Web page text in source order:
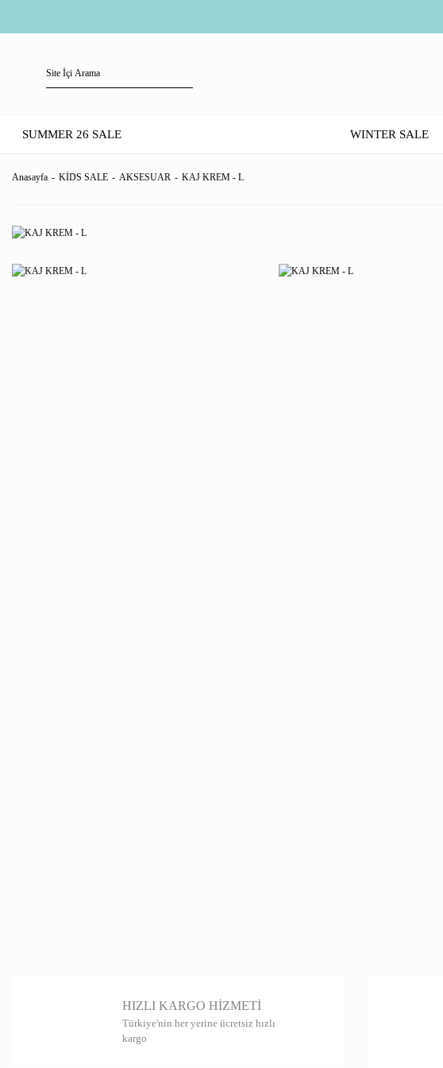
SUMMER 26 SALE WINTER SALE
Anasayfa KİDS SALE AKSESUAR KAJ KREM - L
HIZLI KARGO HİZMETİ
Türkiye'nin her yerine ücretsiz hızlı
kargo